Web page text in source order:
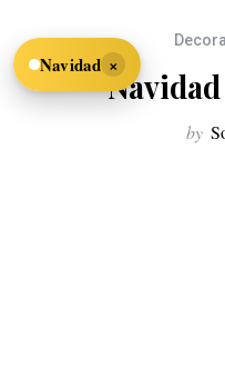
by
Navidad ×